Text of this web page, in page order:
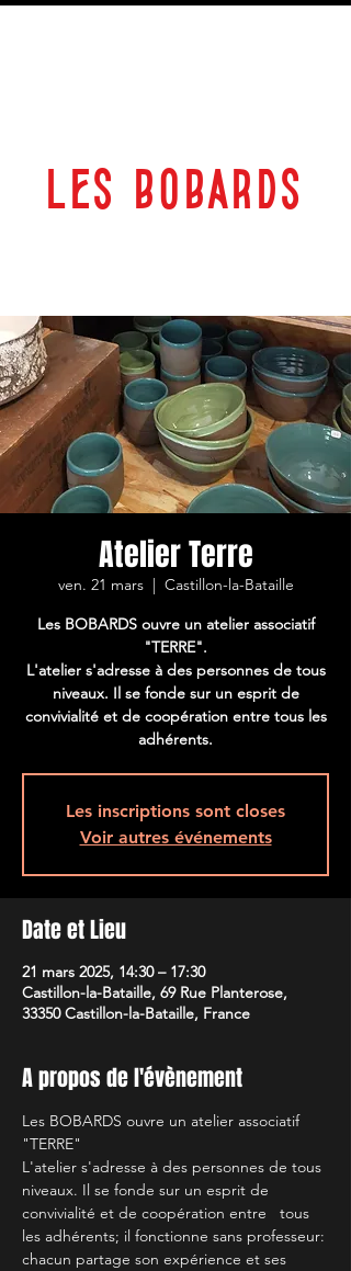
LES BOBARDS
Atelier Terre
ven. 21 mars
  |
Castillon-la-Bataille
Les BOBARDS ouvre un atelier associatif
"TERRE".
L'atelier s'adresse à des personnes de tous
niveaux. Il se fonde sur un esprit de
convivialité et de coopération entre tous les
adhérents.
Les inscriptions sont closes
Voir autres événements
Date et Lieu
21 mars 2025, 14:30 – 17:30
Castillon-la-Bataille, 69 Rue Planterose,
33350 Castillon-la-Bataille, France
A propos de l'évènement
Les BOBARDS ouvre un atelier associatif
"TERRE"
L'atelier s'adresse à des personnes de tous
niveaux. Il se fonde sur un esprit de
convivialité et de coopération entre   tous
les adhérents; il fonctionne sans professeur:
chacun partage son expérience et ses